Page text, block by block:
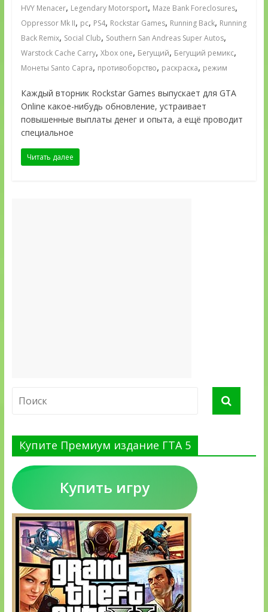
HVY Menacer, Legendary Motorsport, Maze Bank Foreclosures,
Oppressor Mk II, pc, PS4, Rockstar Games, Running Back, Running
Back Remix, Social Club, Southern San Andreas Super Autos,
Warstock Cache Carry, Xbox one, Бегущий, Бегущий ремикс,
Монеты Santo Capra, противоборство, раскраска, режим
Каждый вторник Rockstar Games выпускает для GTA
Online какое-нибудь обновление, устраивает
повышенные выплаты денег и опыта, а ещё проводит
специальное
Читать далее
Купите Премиум издание ГТА 5
Купить игру